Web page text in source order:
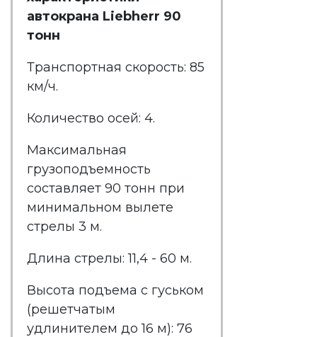
автокрана Liebherr 90
тонн
Транспортная скорость: 85
км/ч.
Количество осей: 4.
Максимальная
грузоподъемность
составляет 90 тонн при
минимальном вылете
стрелы 3 м.
Длина стрелы: 11,4 - 60 м.
Высота подъема с гуськом
(решетчатым
удлинителем до 16 м): 76